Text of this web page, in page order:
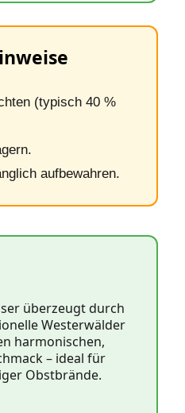
(typisch 40 %
aufbewahren.
überzeugt durch
Westerwälder
harmonischen,
– ideal für
Obstbrände.